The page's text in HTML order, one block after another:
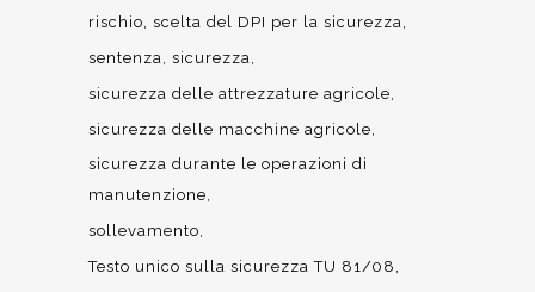
rischio scelta del DPI per la sicurezza
sentenza sicurezza
sicurezza delle attrezzature agricole
sicurezza delle macchine agricole
sicurezza durante le operazioni di
manutenzione
sollevamento
Testo unico sulla sicurezza TU 81/08